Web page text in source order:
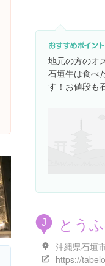
地元の方のオ
石垣牛は食べ
す！お値段も
J とう
沖縄県石垣